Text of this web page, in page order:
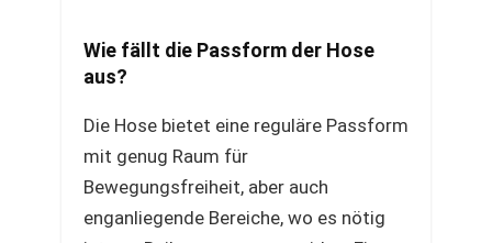
Wie fällt die Passform der Hose
aus?
Die Hose bietet eine reguläre Passform
mit genug Raum für
Bewegungsfreiheit, aber auch
enganliegende Bereiche, wo es nötig